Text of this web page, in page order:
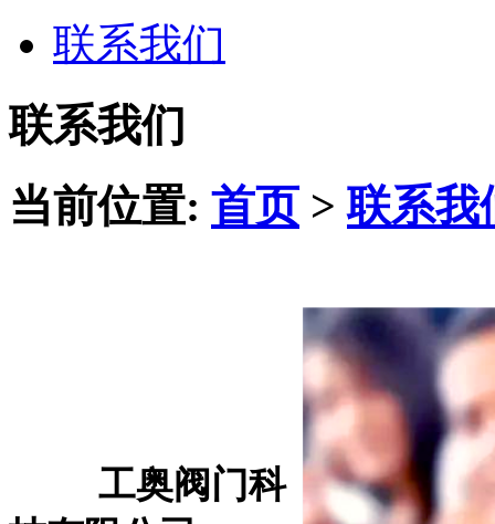
联系我们
联系我们
当前位置: 首页>联系我
工奥阀门科